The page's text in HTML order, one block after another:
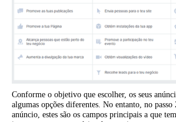
Conforme o objetivo que escolher, os seus
algumas opções diferentes. No entanto, no passo
anúncio, estes são os campos principais a que